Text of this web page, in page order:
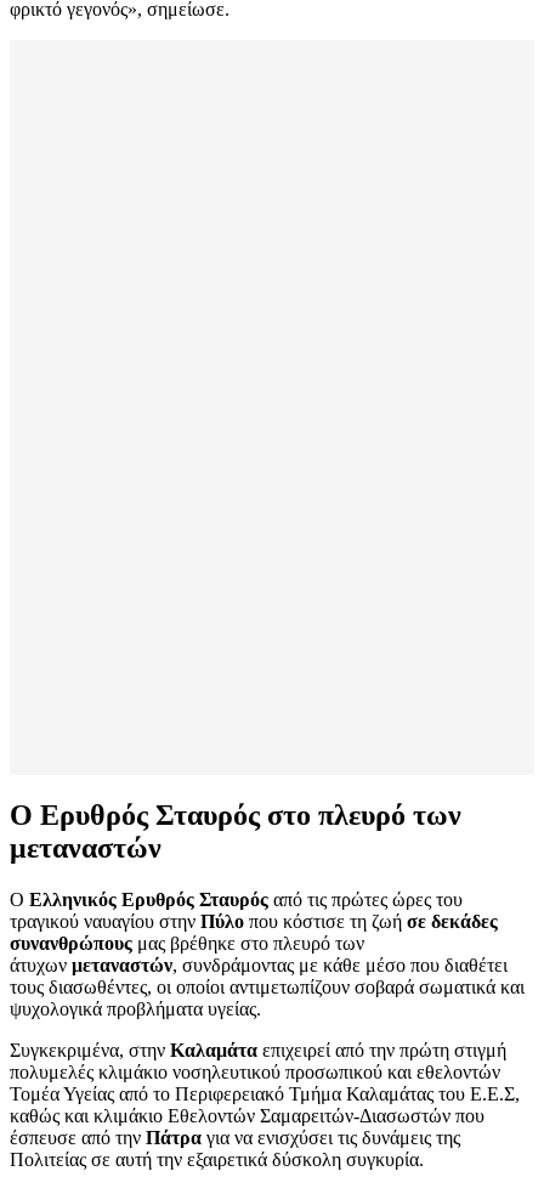
φρικτό γεγονός», σημείωσε.
Ο Ερυθρός Σταυρός στο πλευρό των
μεταναστών
Ο Ελληνικός Ερυθρός Σταυρός από τις πρώτες ώρες του
τραγικού ναυαγίου στην Πύλο που κόστισε τη ζωή σε δεκάδες
συνανθρώπους μας βρέθηκε στο πλευρό των
άτυχων μεταναστών, συνδράμοντας με κάθε μέσο που διαθέτει
τους διασωθέντες, οι οποίοι αντιμετωπίζουν σοβαρά σωματικά και
ψυχολογικά προβλήματα υγείας.
Συγκεκριμένα, στην Καλαμάτα επιχειρεί από την πρώτη στιγμή
πολυμελές κλιμάκιο νοσηλευτικού προσωπικού και εθελοντών
Τομέα Υγείας από το Περιφερειακό Τμήμα Καλαμάτας του Ε.Ε.Σ,
καθώς και κλιμάκιο Εθελοντών Σαμαρειτών-Διασωστών που
έσπευσε από την Πάτρα για να ενισχύσει τις δυνάμεις της
Πολιτείας σε αυτή την εξαιρετικά δύσκολη συγκυρία.